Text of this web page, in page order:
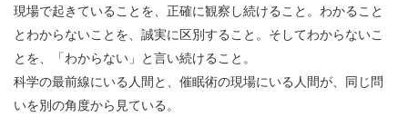
現場で起きていることを、正確に観察し続けること。わかること
とわからないことを、誠実に区別すること。そしてわからないこ
とを、「わからない」と言い続けること。
科学の最前線にいる人間と、催眠術の現場にいる人間が、同じ問
いを別の角度から見ている。